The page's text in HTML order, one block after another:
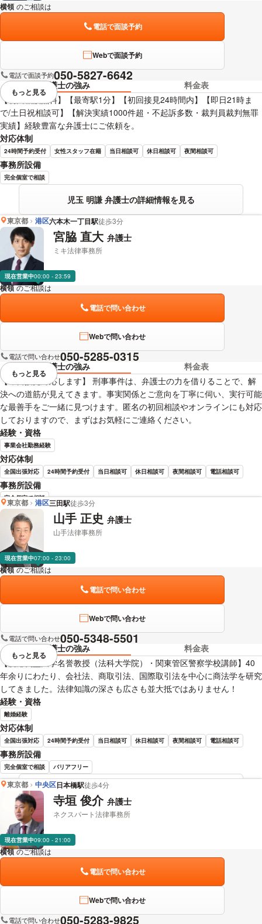
横領 のご相談は
電話で面談予約
Webで面談予約
電話で面談予約050-5827-6642
弁護士の強み
料金表
【初回相談無料】【最寄駅1分】【初回接見24時間内】【即日21時ま
で/土日祝相談可】【解決実績1000件超・不起訴多数・裁判員裁判無罪
実績】経験豊富な弁護士にご依頼を。
対応体制
24時間予約受付 女性スタッフ在籍 当日相談可 休日相談可 夜間相談可
事務所設備
完全個室で相談
児玉 明謙 弁護士の詳細情報を見る
視覚的に省略されている要素を
もっと見る
東京都 港区六本木一丁目駅徒歩3分
宮脇 直大 弁護士
ミキ法律事務所
現在営業中00:00 - 23:59
横領 のご相談は
電話で問い合わせ
Webで問い合わせ
電話で問い合わせ050-5285-0315
弁護士の強み
料金表
【即日接見対応します】 刑事事件は、弁護士の力を借りることで、解
決への道筋が見えてきます。事実関係とご意向を丁寧に伺い、実行可能
な最善手をご一緒に見つけます。匿名の初回相談やオンラインにも対応
しておりますので、まずはお気軽にご連絡ください。
経験・資格
事業会社勤務経験
対応体制
全国出張対応 24時間予約受付 当日相談可 休日相談可 夜間相談可 電話相談可
事務所設備
完全個室で相談
宮脇 直大 弁護士の詳細情報を見る
視覚的に省略されている要素を
もっと見る
東京都 港区三田駅徒歩3分
山手 正史 弁護士
山手法律事務所
現在営業中07:00 - 23:00
横領 のご相談は
電話で問い合わせ
Webで問い合わせ
電話で問い合わせ050-5348-5501
弁護士の強み
料金表
【慶應義塾大学名誉教授（法科大学院）・関東管区警察学校講師】40
年余りにわたり、会社法、商取引法、国際取引法を中心に商法学を研究
してきました。法律知識の深さも広さも並大抵ではありません！
経験・資格
離婚経験
対応体制
全国出張対応 24時間予約受付 当日相談可 休日相談可 夜間相談可 電話相談可
事務所設備
完全個室で相談 バリアフリー
山手 正史 弁護士の詳細情報を見る
視覚的に省略されている要素を
もっと見る
東京都 中央区日本橋駅徒歩4分
寺垣 俊介 弁護士
ネクスパート法律事務所
現在営業中09:00 - 21:00
横領 のご相談は
電話で問い合わせ
Webで問い合わせ
電話で問い合わせ050-5283-9825